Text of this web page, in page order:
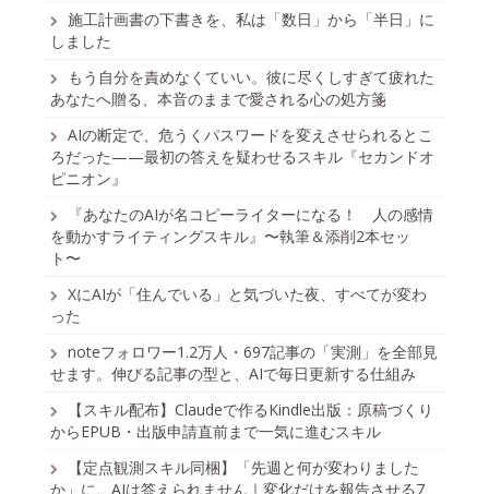
施工計画書の下書きを、私は「数日」から「半日」に
しました
もう自分を責めなくていい。彼に尽くしすぎて疲れた
あなたへ贈る、本音のままで愛される心の処方箋
AIの断定で、危うくパスワードを変えさせられるとこ
ろだった——最初の答えを疑わせるスキル『セカンドオ
ピニオン』
『あなたのAIが名コピーライターになる！ 人の感情
を動かすライティングスキル』〜執筆＆添削2本セッ
ト〜
XにAIが「住んでいる」と気づいた夜、すべてが変わ
った
noteフォロワー1.2万人・697記事の「実測」を全部見
せます。伸びる記事の型と、AIで毎日更新する仕組み
【スキル配布】Claudeで作るKindle出版：原稿づくり
からEPUB・出版申請直前まで一気に進むスキル
【定点観測スキル同梱】「先週と何が変わりました
か」に、AIは答えられません｜変化だけを報告させる7